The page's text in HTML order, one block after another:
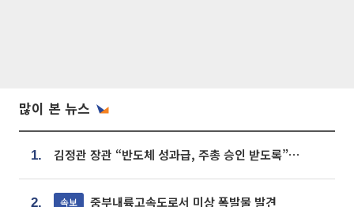
많이 본 뉴스
1. 김정관 장관 “반도체 성과급, 주총 승인 받도록”…상법·자본시장법 개정 시사
2. 속보 중부내륙고속도로서 미상 폭발물 발견